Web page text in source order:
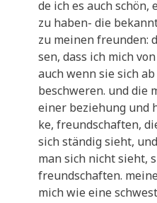
de ich es auch
zu haben- die
zu mei­nen freun­den:
sen, dass ich mich
auch wenn sie sich
beschwe­ren. und die
einer bezie­hung und
ke, freund­schaf­ten,
sich stän­dig sieht,
man sich nicht sieht,
freund­schaf­ten.
mich wie eine